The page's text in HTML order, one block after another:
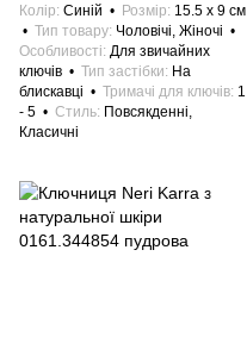
Колір Синій Розмір 15.5 x 9 см
Тип товару Чоловічі, Жіночі
Особливості Для звичайних
ключів
Тип застібки
На
блискавці
Тримачі для ключів 1
- 5
Стиль Повсякденні,
Класичні